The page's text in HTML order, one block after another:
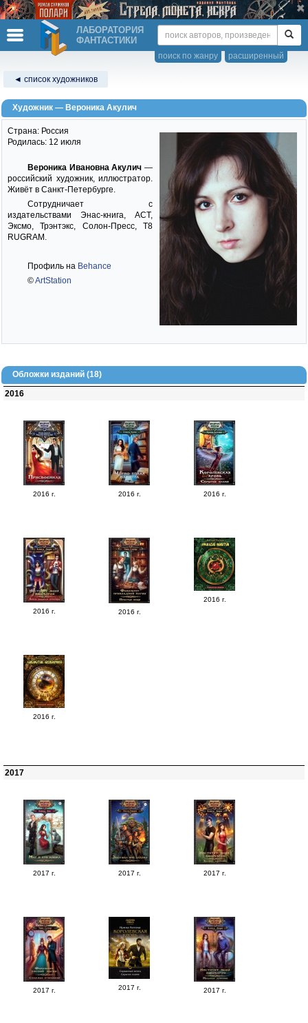
ЛАБОРАТОРИЯ
ФАНТАСТИКИ
расширенный
поиск по жанру
◄ список художников
Художник — Вероника Акулич
Страна: Россия
Родилась: 12 июля
Вероника Ивановна Акулич —
российский художник, иллюстратор.
Живёт в Санкт-Петербурге.
Сотрудничает с
издательствами Энас-книга, АСТ,
Эксмо, Трэнтэкс, Солон-Пресс, T8
RUGRAM.
Профиль на Behance
©ArtStation
Обложки изданий (18)
2016
2016 г. 2016 г. 2016 г.
2016 г. 2016 г.
2016 г.
2016 г.
2017
2017 г. 2017 г. 2017 г.
2017 г. 2017 г. 2017 г.